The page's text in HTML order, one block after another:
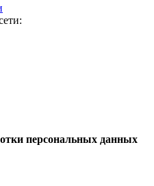
персональных данных